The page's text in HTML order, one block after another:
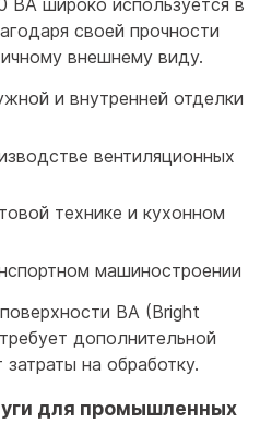
BA широко используется в
своей прочности
внешнему виду.
и внутренней отделки
вентиляционных
технике и кухонном
машиностроении
BA (Bright
дополнительной
на обработку.
для промышленных